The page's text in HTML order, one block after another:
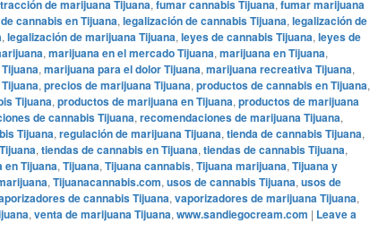
de marijuana Tijuana, fumar cannabis Tijuana, fumar marijuana
cannabis en Tijuana, legalización de cannabis Tijuana, legalización de
, legalización de marijuana Tijuana, leyes de cannabis Tijuana, leyes de
, marijuana en el mercado Tijuana, marijuana en Tijuana,
, marijuana para el dolor Tijuana, marijuana recreativa Tijuana,
, precios de marijuana Tijuana, productos de cannabis en Tijuana,
Tijuana, productos de marijuana en Tijuana, productos de marijuana
de cannabis Tijuana, recomendaciones de marijuana Tijuana,
Tijuana, regulación de marijuana Tijuana, tienda de cannabis Tijuana,
, tiendas de cannabis en Tijuana, tiendas de cannabis Tijuana,
en Tijuana, Tijuana, Tijuana cannabis, Tijuana marijuana, Tijuana y
, Tijuanacannabis.com, usos de cannabis Tijuana, usos de
de cannabis Tijuana, vaporizadores de marijuana Tijuana,
, venta de marijuana Tijuana, www.sandiegocream.com | Leave a